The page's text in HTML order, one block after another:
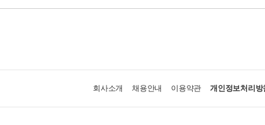
회사소개 채용안내 이용약관 개인정보처리방